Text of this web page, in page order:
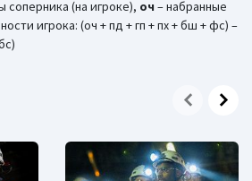
соперника (на игроке), оч – набранные
игрока: (оч + пд + гп + пх + бш + фс) –